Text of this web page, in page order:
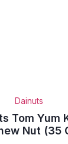
Dainuts
Tom Yum
Nut (35